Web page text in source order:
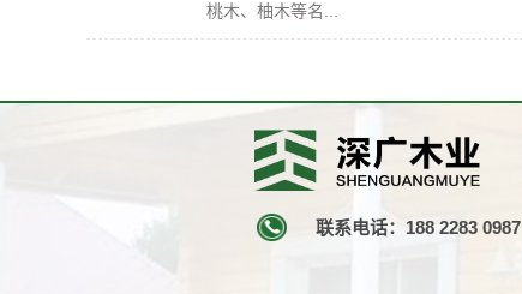
桃木、柚木等名...
联系电话：188 2283 0987